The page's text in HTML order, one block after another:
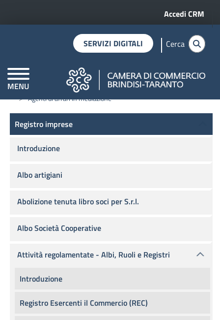
Menu
Accedi CRM
MENU
CAMERE DI COMMERCIO D'ITALIA
SERVIZI DIGITALI Cerca
Home Registro imprese
Attività regolamentate
Agenti di affari in mediazione
Registro imprese
Registro imprese
Introduzione
Albo artigiani
Abolizione tenuta libro soci per S.r.l.
Albo Società Cooperative
Attività regolamentate - Albi, Ruoli e Registri
Introduzione
Registro Esercenti il Commercio (REC)